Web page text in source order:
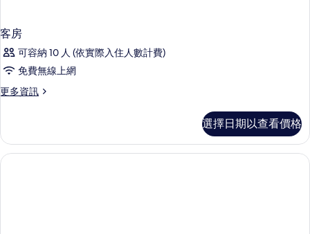
客房
可容納 10 人 (依實際入住人數計費)
免費無線上網
更多資訊
更
的
詳
情
選擇日期以查看價格